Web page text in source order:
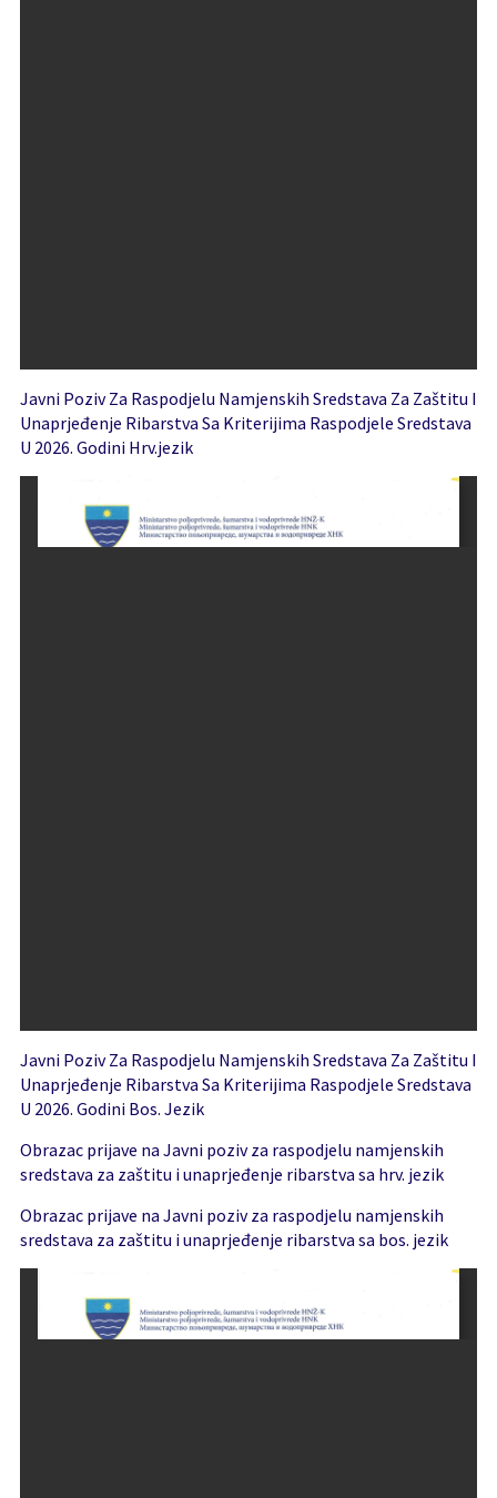
Javni Poziv Za Raspodjelu Namjenskih Sredstava Za Zaštitu I
Unaprjeđenje Ribarstva Sa Kriterijima Raspodjele Sredstava
U 2026. Godini Hrv.jezik
Javni Poziv Za Raspodjelu Namjenskih Sredstava Za Zaštitu I
Unaprjeđenje Ribarstva Sa Kriterijima Raspodjele Sredstava
U 2026. Godini Bos. Jezik
Obrazac prijave na Javni poziv za raspodjelu namjenskih
sredstava za zaštitu i unaprjeđenje ribarstva sa hrv. jezik
Obrazac prijave na Javni poziv za raspodjelu namjenskih
sredstava za zaštitu i unaprjeđenje ribarstva sa bos. jezik